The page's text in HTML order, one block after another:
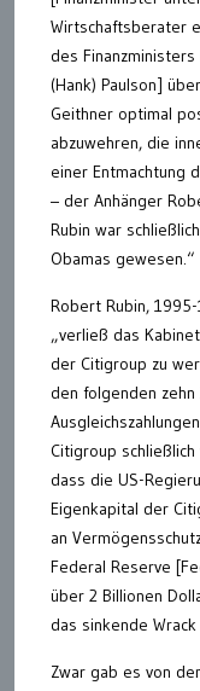
Wirtschaftsberater
des
(Hank) Paulson]
Geithner optimal
abzuwehren, die
einer Entmachtung
– der Anhänger
Rubin war
Obamas gewesen.“
Robert Rubin,
„verließ das
der Citigroup zu
den folgenden
Citigroup
dass die US-
Eigenkapital der
an
Federal Reserve
über 2 Billionen
das sinkende
Zwar gab es von